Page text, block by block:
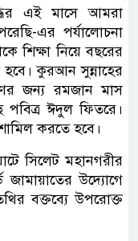
এই মাসে আমরা
এর পর্যালোচনা
শিক্ষা নিয়ে বছরের
কুরআন সুন্নাহের
জন্য রমজান মাস
ঈদুল ফিতরে।
করতে হবে।
সিলেট মহানগরীর
জামায়াতের উদ্যোগে
বক্তব্যে উপরোক্ত